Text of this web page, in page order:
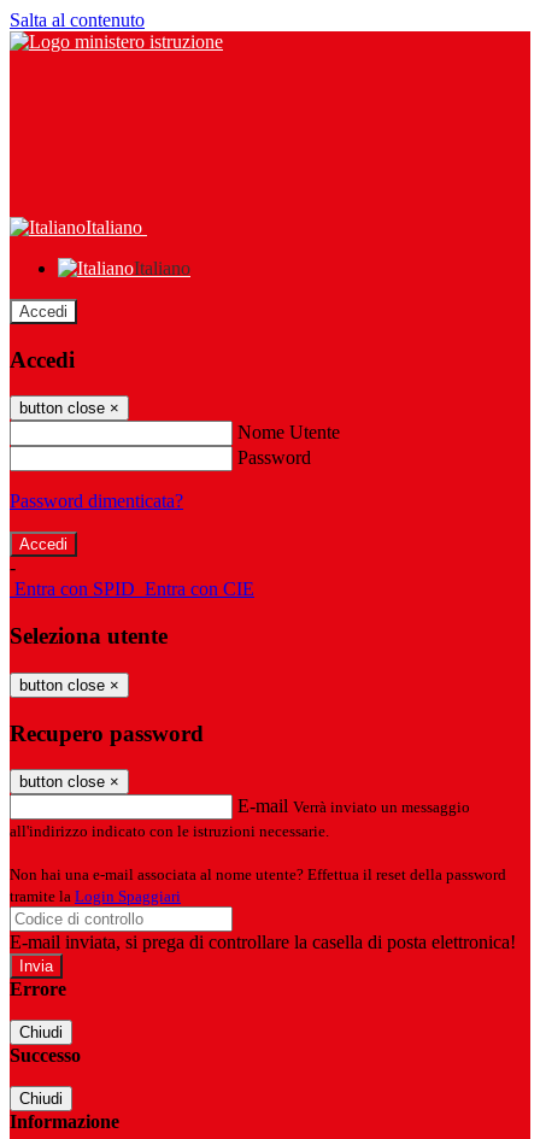
Salta al contenuto
Italiano
Italiano
Accedi
Accedi
button close ×
Nome Utente
Password
Password dimenticata?
-
Entra con SPID Entra con CIE
Seleziona utente
button close ×
Recupero password
button close ×
E-mail Verrà inviato un messaggio
all'indirizzo indicato con le istruzioni necessarie.
Non hai una e-mail associata al nome utente? Effettua il reset della password
tramite la Login Spaggiari
E-mail inviata, si prega di controllare la casella di posta elettronica!
Errore
Chiudi
Successo
Chiudi
Informazione